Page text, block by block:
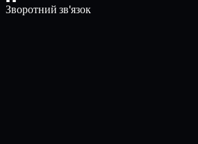
Зворотний зв'язок